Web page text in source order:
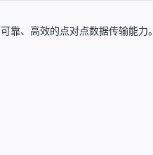
、高效的点对点数据传输能力。